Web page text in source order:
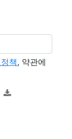
책, 약관에